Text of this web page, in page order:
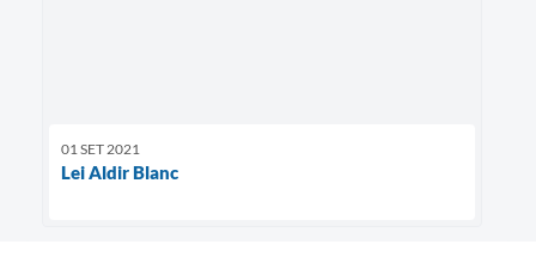
01 SET 2021
Lei Aldir Blanc